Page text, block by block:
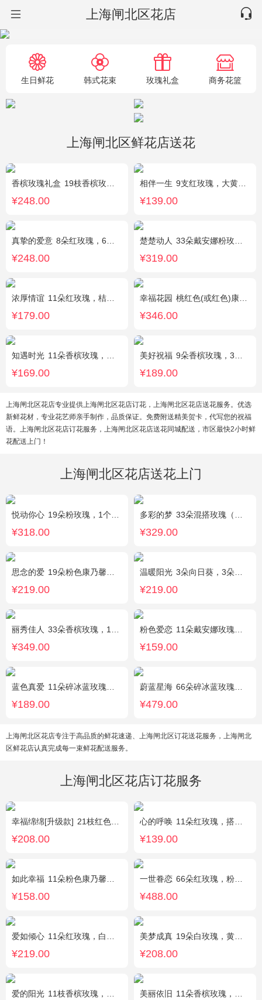
上海闸北区花店
生日鲜花 韩式花束 玫瑰礼盒 商务花篮
上海闸北区鲜花店送花
香槟玫瑰礼盒 19枝香槟玫瑰.黄英配花
¥248.00
相伴一生 9支红玫瑰，大黄莺.满天星搭配。
¥139.00
真挚的爱意 8朵红玫瑰，6朵香槟玫瑰，5朵粉玫瑰，叶上黄金点缀。
¥248.00
楚楚动人 33朵戴安娜粉玫瑰，相思梅搭配
¥319.00
浓厚情谊 11朵红玫瑰，桔梗、红豆、绿叶搭配
¥179.00
幸福花园 桃红色(或红色)康乃馨18枝，桃红色(或红色)玫瑰18枝，粉色康乃馨12枝，粉色多头小康乃馨9枝，点缀适量绿叶、叶上黄金等。
¥346.00
知遇时光 11朵香槟玫瑰，白桔梗、尤加利、满天星间插
¥169.00
美好祝福 9朵香槟玫瑰，3朵向日葵，桔梗、配花、配草搭配
¥189.00
上海闸北区花店专业提供上海闸北区花店订花，上海闸北区花店送花服务。优选
新鲜花材，专业花艺师亲手制作，品质保证。免费附送精美贺卡，代写您的祝福
语。上海闸北区花店订花服务，上海闸北区花店送花同城配送，市区最快2小时鲜
花配送上门！
上海闸北区花店送花上门
悦动你心 19朵粉玫瑰，1个粉色绣球，2个白色乒乓菊，粉色桔梗、尤加利间插丰满
¥318.00
多彩的梦 33朵混搭玫瑰（香槟玫瑰+粉玫瑰+白玫瑰），配花、绿叶搭配
¥329.00
思念的爱 19朵粉色康乃馨，尤加利搭配
¥219.00
温暖阳光 3朵向日葵，3朵香槟玫瑰，1枝多头白百合，配花、配草搭配
¥219.00
丽秀佳人 33朵香槟玫瑰，1条灯带，桔梗、绿叶搭配
¥349.00
粉色爱恋 11朵戴安娜玫瑰，满天星、绿叶搭配
¥159.00
蓝色真爱 11朵碎冰蓝玫瑰，尤加利绿叶搭配
¥189.00
蔚蓝星海 66朵碎冰蓝玫瑰，外围满天星环绕
¥479.00
上海闸北区花店专注于高品质的鲜花速递、上海闸北区订花送花服务，上海闸北
区鲜花店认真完成每一束鲜花配送服务。
上海闸北区花店订花服务
幸福绵绵[升级款] 21枝红色康乃馨，加拿大黄莺，满天星间插丰满
¥208.00
心的呼唤 11朵红玫瑰，搭配适量黄莺间插。
¥139.00
如此幸福 11朵粉色康乃馨，黄莺、满天星搭配。
¥158.00
一世眷恋 66朵红玫瑰，粉色石竹梅外围丰满围边，黑色丝带搭配
¥488.00
爱如倾心 11朵红玫瑰，白色满天星间插，一条灯带，一对小熊、黄莺或尤加利叶搭配
¥219.00
美梦成真 19朵白玫瑰，黄莺绿叶边围
¥208.00
爱的阳光 11枝香槟玫瑰，间插白色满天星、白色桔梗、尤加利叶 美丽依旧 11朵香槟玫瑰，搭配石竹梅间插。